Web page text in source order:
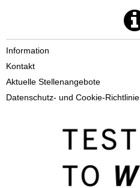
Information
Kontakt
Aktuelle Stellenangebote
Datenschutz- und Cookie-Richtlinie